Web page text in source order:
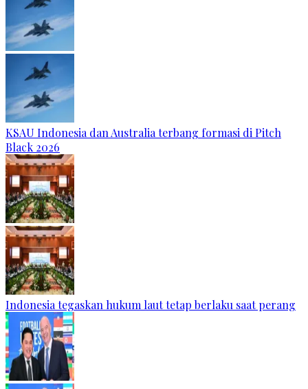
KSAU Indonesia dan Australia terbang formasi di Pitch
Black 2026
Indonesia tegaskan hukum laut tetap berlaku saat perang